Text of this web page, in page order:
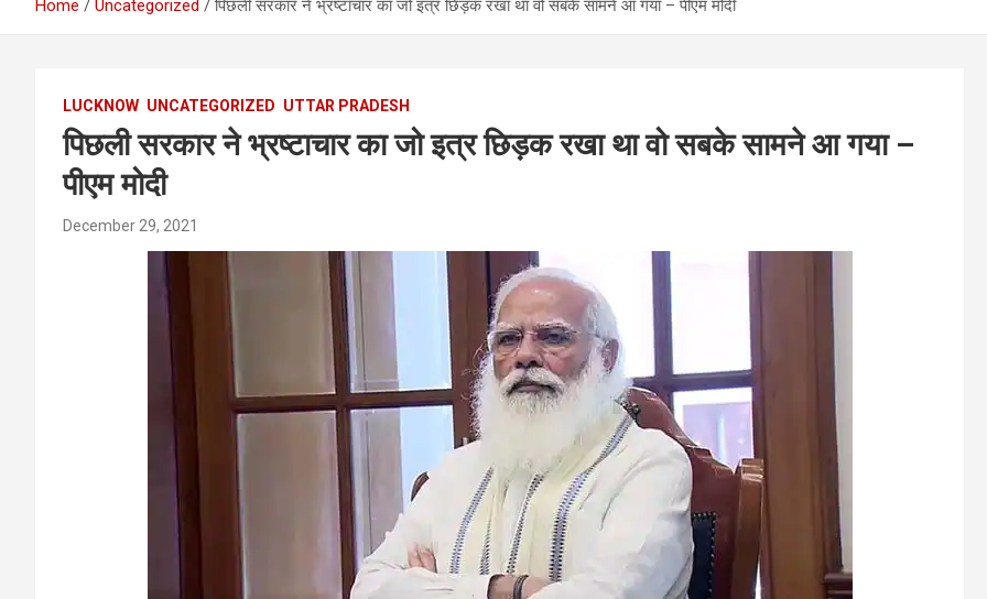
Home Uncategorized पिछली सरकार ने भ्रष्टाचार का जो इत्र छिड़क रखा था वो सबके सामने आ गया – पीएम मोदी
LUCKNOW UNCATEGORIZED UTTAR PRADESH
पिछली सरकार ने भ्रष्टाचार का जो इत्र छिड़क रखा था वो सबके सामने आ गया –
पीएम मोदी
December 29, 2021